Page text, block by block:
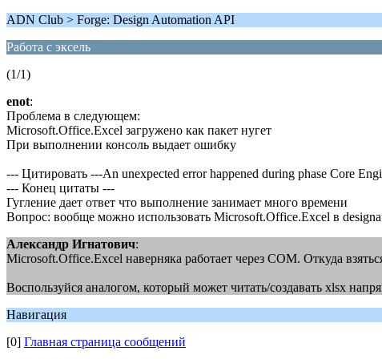
ADN Club > Forge: Design Automation API
Работа с эксель
(1/1)
enot:
Проблема в следующем:
Microsoft.Office.Excel загружено как пакет нугет
При выполнении консоль выдает ошибку
--- Цитировать ---An unexpected error happened during phase Core
--- Конец цитаты ---
Гугление дает ответ что выполнение занимает много времени
Вопрос: вообще можно использовать Microsoft.Office.Excel в
Александр Игнатович:
Microsoft.Office.Excel наверняка работает через COM. Откуда
Воспользуйся аналогом, который может читать/создавать xlsx
Навигация
[0] Главная страница сообщений